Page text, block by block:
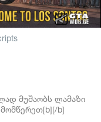
მუშაობს ლამაზი
b]